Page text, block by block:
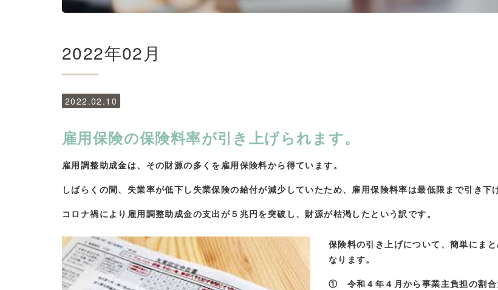
2022年02月
2022.02.10
雇用保険の保険料率が引き上げられます。
雇用調整助成金は、その財源の多くを雇用保険料から得ています。
しばらくの間、失業率が低下し失業保険の給付が減少していたため、雇用保険料率は最低限まで引き下
コロナ禍により雇用調整助成金の支出が５兆円を突破し、財源が枯渇したという訳です。
保険料の引き上げについて、簡単にま
なります。
① 令和４年４月から事業主負担の割合